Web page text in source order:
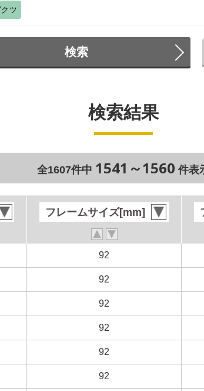
ツ
検索
検索結果
全1607件中 1541～1560 件表
フレームサイズ[mm]
92
92
92
92
92
92
フレームサイズ[mm]
92
92
92
92
92
92